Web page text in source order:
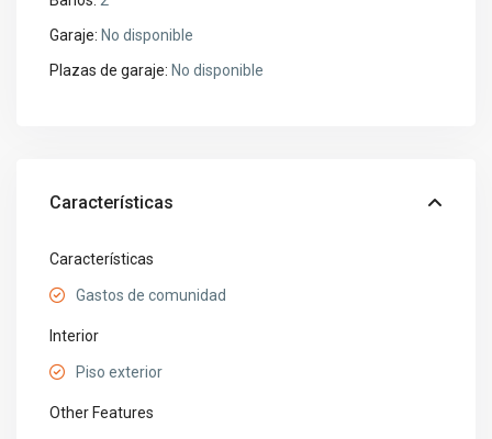
Garaje: No disponible
Plazas de garaje: No disponible
Características
Características
Gastos de comunidad
Interior
Piso exterior
Other Features